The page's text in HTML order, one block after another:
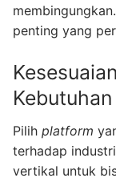
penting yang
Pilih platform
terhadap
vertikal untuk